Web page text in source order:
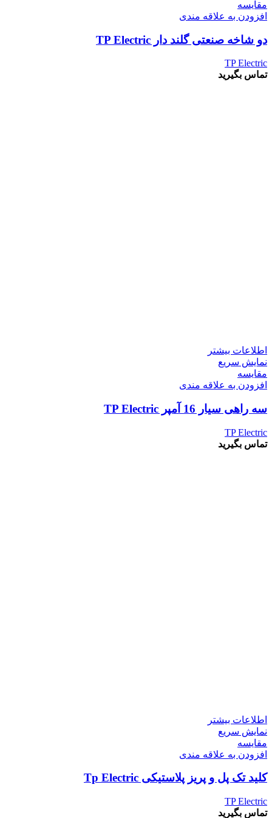
مقايسه
افزودن به علاقه مندی
دو شاخه صنعتی گلند دار TP Electric
TP Electric
تماس بگیرید
اطلاعات بیشتر
نمایش سریع
مقايسه
افزودن به علاقه مندی
سه راهی سیار 16 آمپر TP Electric
TP Electric
تماس بگیرید
اطلاعات بیشتر
نمایش سریع
مقايسه
افزودن به علاقه مندی
کلید تک پل و پریز پلاستیکی Tp Electric
TP Electric
تماس بگیرید